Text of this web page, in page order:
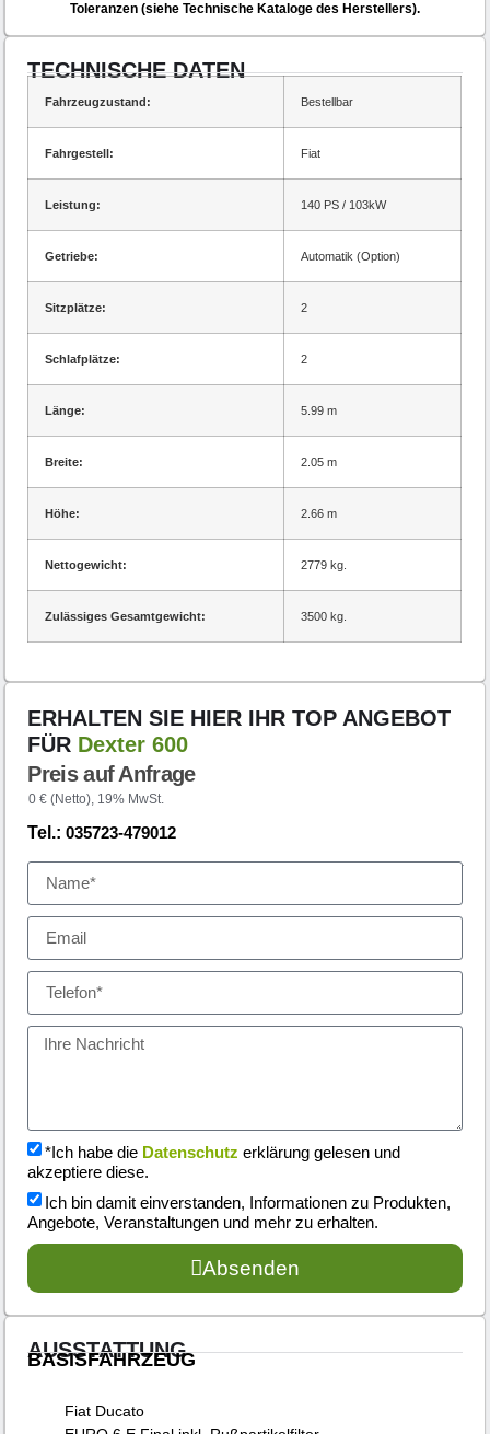
Toleranzen (siehe Technische Kataloge des Herstellers).
TECHNISCHE DATEN
Fahrzeugzustand: Bestellbar
Fahrgestell: Fiat
Leistung: 140 PS / 103kW
Getriebe: Automatik (Option)
Sitzplätze: 2
Schlafplätze: 2
Länge: 5.99 m
Breite: 2.05 m
Höhe: 2.66 m
Nettogewicht: 2779 kg.
Zulässiges Gesamtgewicht: 3500 kg.
ERHALTEN SIE HIER IHR TOP ANGEBOT
FÜR Dexter 600
Preis auf Anfrage
0 € (Netto), 19% MwSt.
Tel.:035723-479012
*Ich habe die Datenschutz erklärung gelesen und
akzeptiere diese.
Ich bin damit einverstanden, Informationen zu Produkten,
Angebote, Veranstaltungen und mehr zu erhalten.
Absenden
AUSSTATTUNG
BASISFAHRZEUG
Fiat Ducato